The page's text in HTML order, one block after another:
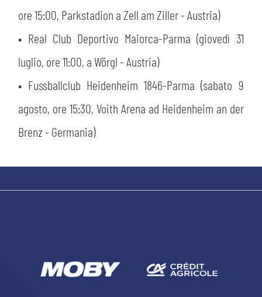
ore 15:00, Parkstadion a Zell am Ziller - Austria)
• Real Club Deportivo Maiorca-Parma (giovedì 31
luglio, ore 11:00, a Wörgl - Austria)
• Fussballclub Heidenheim 1846-Parma (sabato 9
agosto, ore 15:30, Voith Arena ad Heidenheim an der
Brenz - Germania)